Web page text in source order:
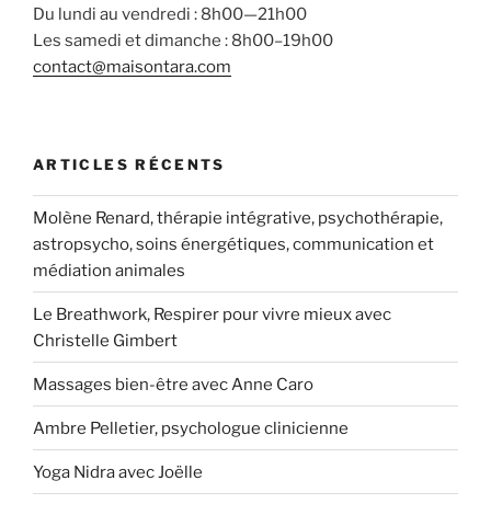
Du lundi au vendredi : 8h00—21h00
Les samedi et dimanche : 8h00–19h00
contact@maisontara.com
ARTICLES RÉCENTS
Molène Renard, thérapie intégrative, psychothérapie,
astropsycho, soins énergétiques, communication et
médiation animales
Le Breathwork, Respirer pour vivre mieux avec
Christelle Gimbert
Massages bien-être avec Anne Caro
Ambre Pelletier, psychologue clinicienne
Yoga Nidra avec Joëlle